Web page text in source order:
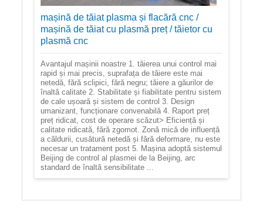
mașină de tăiat plasma și flacără cnc /
mașină de tăiat cu plasmă preț / tăietor cu
plasmă cnc
Avantajul mașinii noastre 1. tăierea unui control mai
rapid și mai precis, suprafața de tăiere este mai
netedă, fără sclipici, fără negru; tăiere a găurilor de
înaltă calitate 2. Stabilitate și fiabilitate pentru sistem
de cale ușoară și sistem de control 3. Design
umanizant, funcționare convenabilă 4. Raport preț
preț ridicat, cost de operare scăzut> Eficiență și
calitate ridicată, fără zgomot. Zonă mică de influență
a căldurii, cusătură netedă și fără deformare, nu este
necesar un tratament post 5. Mașina adoptă sistemul
Beijing de control al plasmei de la Beijing, arc
standard de înaltă sensibilitate ...